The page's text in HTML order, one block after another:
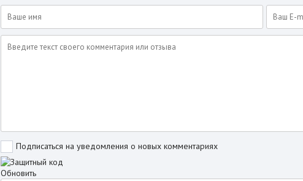
Подписаться на уведомления о новых комментариях
Обновить